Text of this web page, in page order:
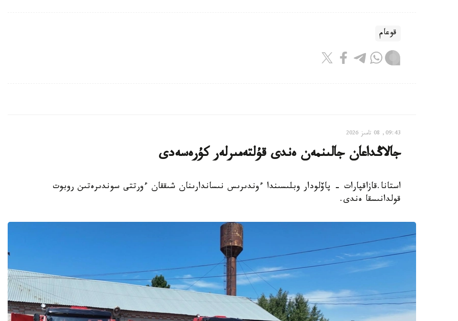
قوعام
09:43, 08 تامىز 2026
جالاڭداعان جالىنمەن ەندى قۇلتەمىرلەر كۇرەسەدى
استانا.قازاقپارات - پاۆلودار وبلىسىندا ءوندىرىس نىساندارىنان شىققان ءورتتى سوندىرەتىن روبوت
قولدانىسقا ەندى.